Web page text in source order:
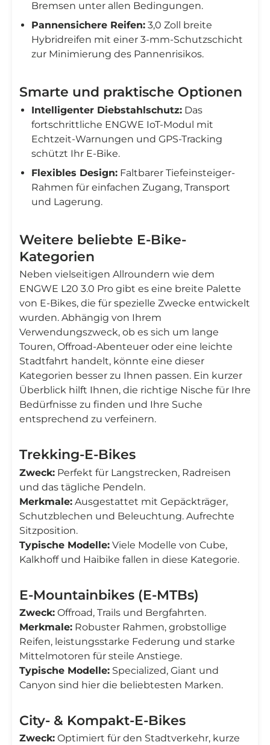
Bremsen unter allen Bedingungen.
Pannensichere Reifen: 3,0 Zoll breite
Hybridreifen mit einer 3-mm-Schutzschicht
zur Minimierung des Pannenrisikos.
Smarte und praktische Optionen
Intelligenter Diebstahlschutz: Das
fortschrittliche ENGWE IoT-Modul mit
Echtzeit-Warnungen und GPS-Tracking
schützt Ihr E-Bike.
Flexibles Design: Faltbarer Tiefeinsteiger-
Rahmen für einfachen Zugang, Transport
und Lagerung.
Weitere beliebte E-Bike-
Kategorien
Neben vielseitigen Allroundern wie dem
ENGWE L20 3.0 Pro gibt es eine breite Palette
von E-Bikes, die für spezielle Zwecke entwickelt
wurden. Abhängig von Ihrem
Verwendungszweck, ob es sich um lange
Touren, Offroad-Abenteuer oder eine leichte
Stadtfahrt handelt, könnte eine dieser
Kategorien besser zu Ihnen passen. Ein kurzer
Überblick hilft Ihnen, die richtige Nische für Ihre
Bedürfnisse zu finden und Ihre Suche
entsprechend zu verfeinern.
Trekking-E-Bikes
Zweck: Perfekt für Langstrecken, Radreisen
und das tägliche Pendeln.
Merkmale: Ausgestattet mit Gepäckträger,
Schutzblechen und Beleuchtung. Aufrechte
Sitzposition.
Typische Modelle: Viele Modelle von Cube,
Kalkhoff und Haibike fallen in diese Kategorie.
E-Mountainbikes (E-MTBs)
Zweck: Offroad, Trails und Bergfahrten.
Merkmale: Robuster Rahmen, grobstollige
Reifen, leistungsstarke Federung und starke
Mittelmotoren für steile Anstiege.
Typische Modelle: Specialized, Giant und
Canyon sind hier die beliebtesten Marken.
City- & Kompakt-E-Bikes
Zweck: Optimiert für den Stadtverkehr, kurze